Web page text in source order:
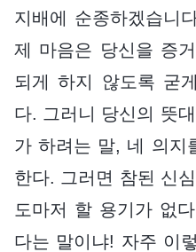
지배에 순종하겠습니
제 마음은 당신을 증
되게 하지 않도록 굳
다. 그러니 당신의 뜻
가 하려는 말, 네 의지
한다. 그러면 참된 신
도마저 할 용기가 없
다는 말이냐! 자주 이